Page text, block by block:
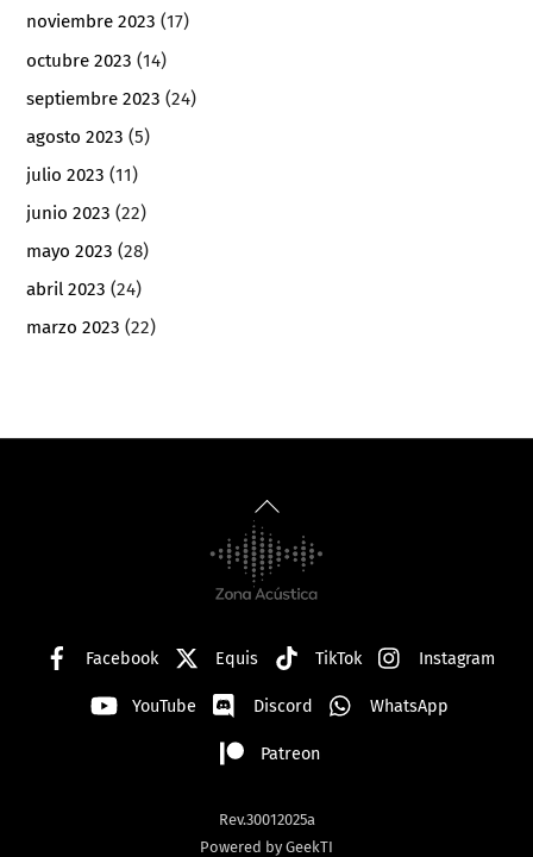
noviembre 2023 (17)
octubre 2023 (14)
septiembre 2023 (24)
agosto 2023 (5)
julio 2023 (11)
junio 2023 (22)
mayo 2023 (28)
abril 2023 (24)
marzo 2023 (22)
Back
To
Top
Facebook Equis TikTok Instagram
YouTube Discord WhatsApp
Patreon
Rev.30012025a
Powered by GeekTI